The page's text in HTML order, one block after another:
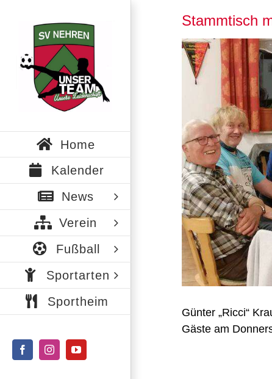
springen
Home
Kalender
News
Verein
Fußball
Sportarten
Sportheim
FacebookInstagramYouTube
Stammtisch
Zeige
grösseres
Bild
Günter „Ricci“
Gäste am